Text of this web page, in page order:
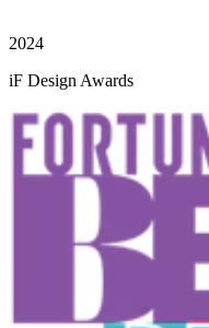
2024
iF Design Awards